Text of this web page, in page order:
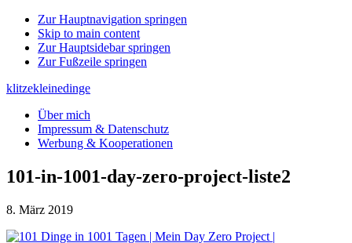
Zur Hauptnavigation springen
Skip to main content
Zur Hauptsidebar springen
Zur Fußzeile springen
klitzekleinedinge
Über mich
Impressum & Datenschutz
Werbung & Kooperationen
101-in-1001-day-zero-project-liste2
8. März 2019